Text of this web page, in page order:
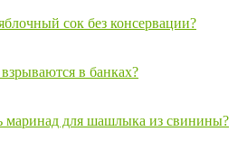
сок без консервации?
в банках?
маринад для шашлыка из свинины?